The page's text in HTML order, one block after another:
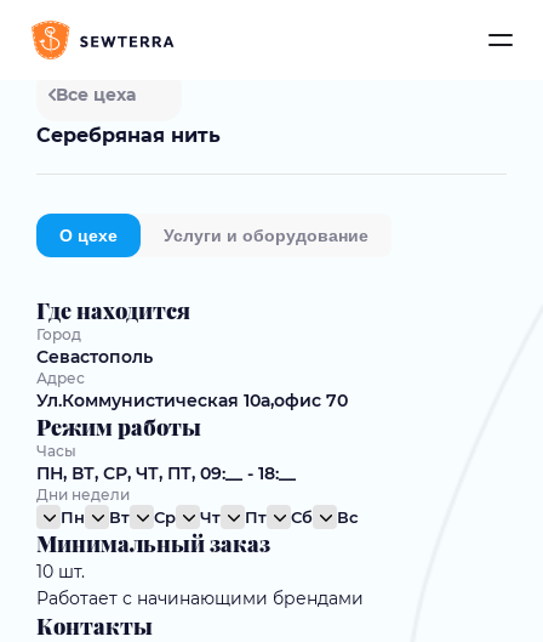
Все цеха
Серебряная нить
О цехе Услуги и оборудование
Где находится
Город
Севастополь
Адрес
Ул.Коммунистическая 10а,офис 70
Режим работы
Часы
ПН, ВТ, СР, ЧТ, ПТ, 09:__ - 18:__
Дни недели
Пн Вт Ср Чт Пт Сб Вс
Минимальный заказ
10 шт.
Работает с начинающими брендами
Контакты